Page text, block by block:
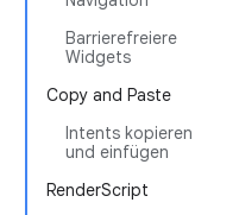
Barrierefreiere
Widgets
Copy and Paste
Intents kopieren
und einfügen
RenderScript